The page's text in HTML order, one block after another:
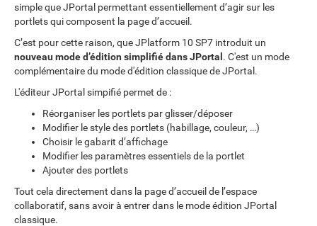
simple que JPortal permettant essentiellement d’agir sur les
portlets qui composent la page d’accueil.
C’est pour cette raison, que JPlatform 10 SP7 introduit un
nouveau mode d’édition simplifié dans JPortal . C'est un mode
complémentaire du mode d'édition classique de JPortal.
L'éditeur JPortal simpifié permet de :
Réorganiser les portlets par glisser/déposer
Modifier le style des portlets (habillage, couleur, …)
Choisir le gabarit d’affichage
Modifier les paramètres essentiels de la portlet
Ajouter des portlets
Tout cela directement dans la page d’accueil de l’espace
collaboratif, sans avoir à entrer dans le mode édition JPortal
classique.